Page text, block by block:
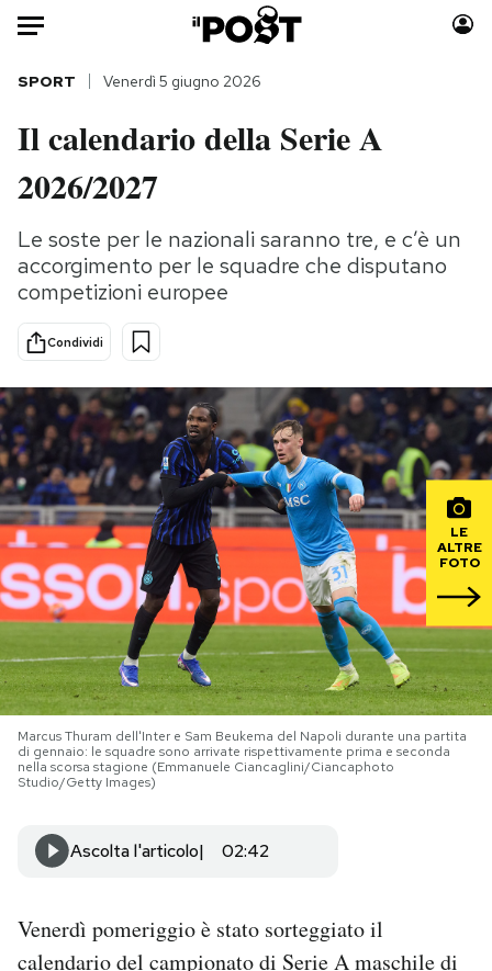
Auto
HOME
Italia
Politica
Tecnologia
Scienza
Economia
Sport
Consumismi
Storie/Idee
Altrecose
Mondiali calcio 2026
PODCAST
NEWSLETTER
I MIEI PREFERITI
SHOP
Area Personale
SPORT Venerdì 5 giugno 2026
Il calendario della Serie A
2026/2027
Le soste per le nazionali saranno tre, e c’è un
accorgimento per le squadre che disputano
competizioni europee
Condividi
LE
ALTRE
FOTO
Marcus Thuram dell'Inter e Sam Beukema del Napoli durante una partita
di gennaio: le squadre sono arrivate rispettivamente prima e seconda
nella scorsa stagione (Emmanuele Ciancaglini/Ciancaphoto
Studio/Getty Images)
Ascolta l'articolo 02:42
Venerdì pomeriggio è stato sorteggiato il
calendario del campionato di Serie A maschile di